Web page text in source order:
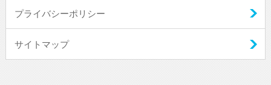
プライバシーポリシー
サイトマップ